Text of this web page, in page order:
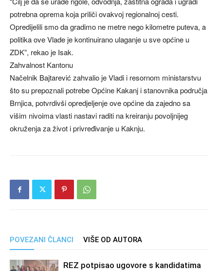
potrebna oprema koja priliči ovakvoj regionalnoj cesti.
Opredijelili smo da gradimo ne metre nego kilometre puteva, a
politika ove Vlade je kontinuirano ulaganje u sve općine u
ZDK”, rekao je Isak.
Zahvalnost Kantonu
Načelnik Bajtarević zahvalio je Vladi i resornom ministarstvu
što su prepoznali potrebe Općine Kakanj i stanovnika područja
Brnjica, potvrdivši opredjeljenje ove općine da zajedno sa
višim nivoima vlasti nastavi raditi na kreiranju povoljnijeg
okruženja za život i privređivanje u Kaknju.
POVEZANI ČLANCI VIŠE OD AUTORA
REZ potpisao ugovore s kandidatima